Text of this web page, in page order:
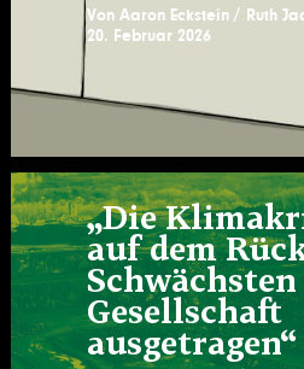
Von Aaron Eckstein Ruth
20. Februar 2026
„Die
auf dem
Gesellschaft
ausgetragen“